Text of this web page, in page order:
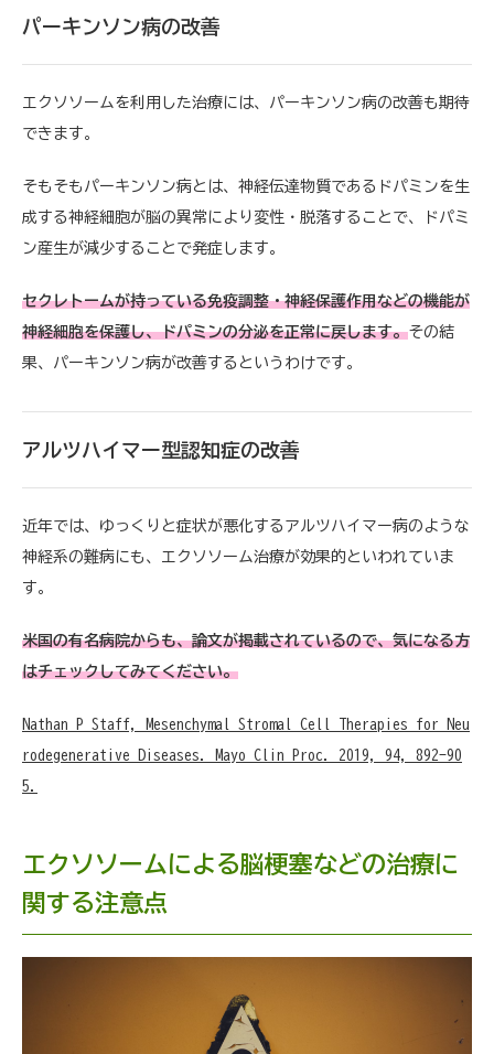
パーキンソン病の改善
エクソソームを利用した治療には、パーキンソン病の改善も期待
できます。
そもそもパーキンソン病とは、神経伝達物質であるドパミンを生
成する神経細胞が脳の異常により変性・脱落することで、ドパミ
ン産生が減少することで発症します。
セクレトームが持っている免疫調整・神経保護作用などの機能が
神経細胞を保護し、ドパミンの分泌を正常に戻します。その結
果、パーキンソン病が改善するというわけです。
アルツハイマー型認知症の改善
近年では、ゆっくりと症状が悪化するアルツハイマー病のような
神経系の難病にも、エクソソーム治療が効果的といわれていま
す。
米国の有名病院からも、論文が掲載されているので、気になる方
はチェックしてみてください。
Nathan P Staff, Mesenchymal Stromal Cell Therapies for Neu
rodegenerative Diseases. Mayo Clin Proc. 2019, 94, 892-90
5.
エクソソームによる脳梗塞などの治療に
関する注意点